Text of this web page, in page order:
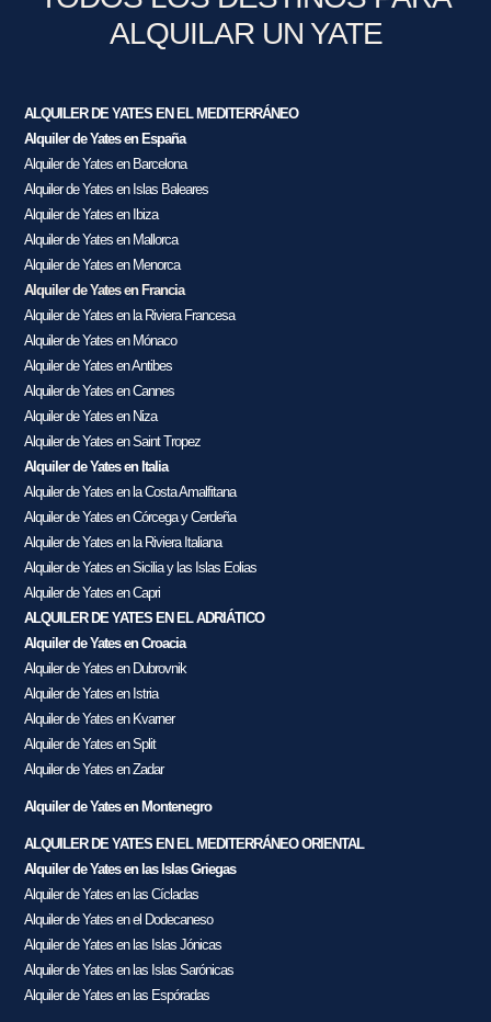
ALQUILAR UN YATE
ALQUILER DE YATES EN EL MEDITERRÁNEO
Alquiler de Yates en España
Alquiler de Yates en Barcelona
Alquiler de Yates en Islas Baleares
Alquiler de Yates en Ibiza
Alquiler de Yates en Mallorca
Alquiler de Yates en Menorca
Alquiler de Yates en Francia
Alquiler de Yates en la Riviera Francesa
Alquiler de Yates en Mónaco
Alquiler de Yates en Antibes
Alquiler de Yates en Cannes
Alquiler de Yates en Niza
Alquiler de Yates en Saint Tropez
Alquiler de Yates en Italia
Alquiler de Yates en la Costa Amalfitana
Alquiler de Yates en Córcega y Cerdeña
Alquiler de Yates en la Riviera Italiana
Alquiler de Yates en Sicilia y las Islas Eolias
Alquiler de Yates en Capri
ALQUILER DE YATES EN EL ADRIÁTICO
Alquiler de Yates en Croacia
Alquiler de Yates en Dubrovnik
Alquiler de Yates en Istria
Alquiler de Yates en Kvarner
Alquiler de Yates en Split
Alquiler de Yates en Zadar
Alquiler de Yates en Montenegro
ALQUILER DE YATES EN EL MEDITERRÁNEO ORIENTAL
Alquiler de Yates en las Islas Griegas
Alquiler de Yates en las Cícladas
Alquiler de Yates en el Dodecaneso
Alquiler de Yates en las Islas Jónicas
Alquiler de Yates en las Islas Sarónicas
Alquiler de Yates en las Espóradas